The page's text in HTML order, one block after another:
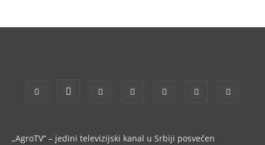
„AgroTV“ – jedini televizijski kanal u Srbiji posvećen